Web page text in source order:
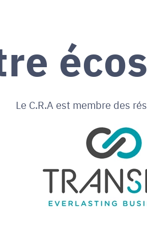
Le C.R.A est membre des